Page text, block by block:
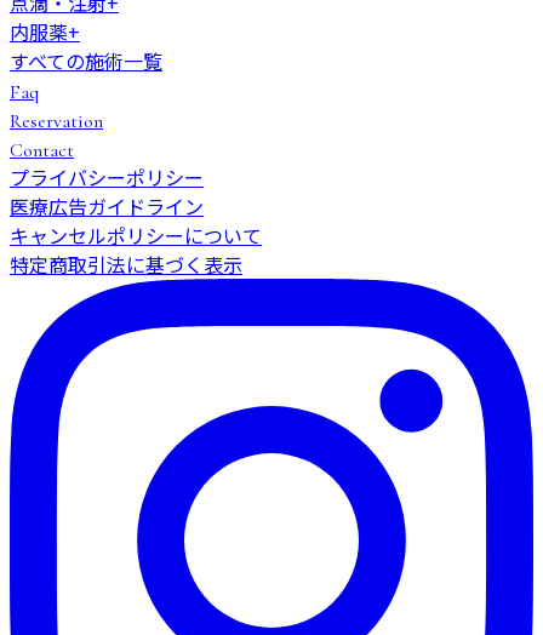
内服薬+
すべての施術一覧
Faq
Reservation
Contact
プライバシーポリシー
医療広告ガイドライン
キャンセルポリシーについて
特定商取引法に基づく表示